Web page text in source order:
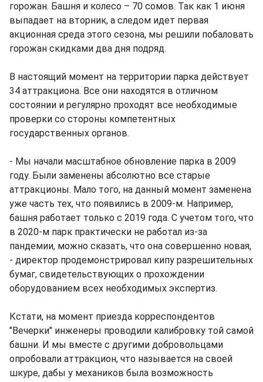
горожан. Башня и колесо – 70 сомов. Так как 1 июня
выпадает на вторник, а следом идет первая
акционная среда этого сезона, мы решили побаловать
горожан скидками два дня подряд.
В настоящий момент на территории парка действует
34 аттракциона. Все они находятся в отличном
состоянии и регулярно проходят все необходимые
проверки со стороны компетентных
государственных органов.
- Мы начали масштабное обновление парка в 2009
году. Были заменены абсолютно все старые
аттракционы. Мало того, на данный момент заменена
уже часть тех, что появились в 2009-м. Например,
башня работает только с 2019 года. С учетом того, что
в 2020-м парк практически не работал из-за
пандемии, можно сказать, что она совершенно новая,
- директор продемонстрировал кипу разрешительных
бумаг, свидетельствующих о прохождении
оборудованием всех необходимых экспертиз.
Кстати, на момент приезда корреспондентов
"Вечерки" инженеры проводили калибровку той самой
башни. И мы вместе с другими добровольцами
опробовали аттракцион, что называется на своей
шкуре, дабы у механиков была возможность